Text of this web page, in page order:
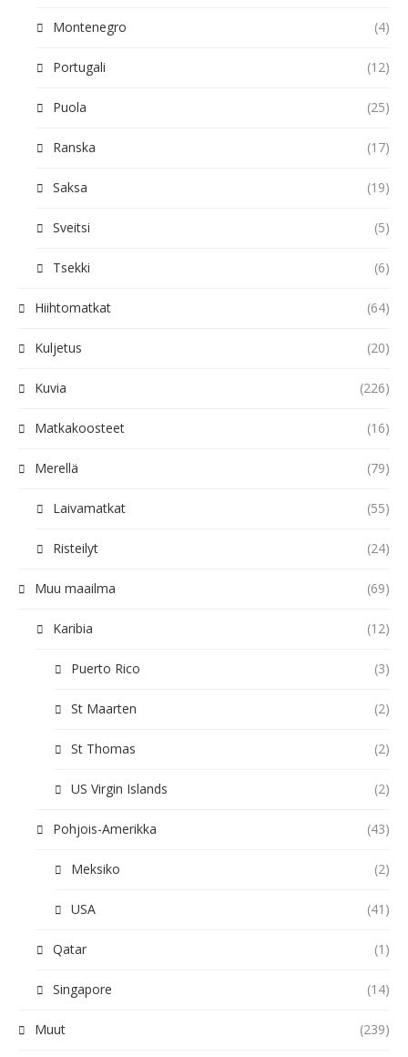
Montenegro (4)
Portugali (12)
Puola (25)
Ranska (17)
Saksa (19)
Sveitsi (5)
Tsekki (6)
Hiihtomatkat (64)
Kuljetus (20)
Kuvia (226)
Matkakoosteet (16)
Merellä (79)
Laivamatkat (55)
Risteilyt (24)
Muu maailma (69)
Karibia (12)
Puerto Rico (3)
St Maarten (2)
St Thomas (2)
US Virgin Islands (2)
Pohjois-Amerikka (43)
Meksiko (2)
USA (41)
Qatar (1)
Singapore (14)
Muut (239)